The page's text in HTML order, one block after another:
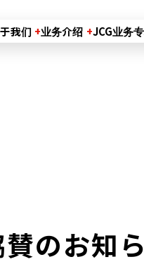
我们 业务介绍 JCG业务
のお知